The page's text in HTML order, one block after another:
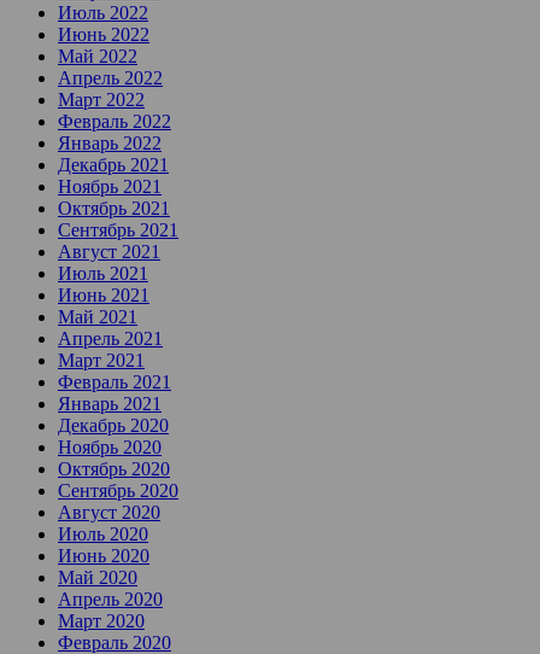
Июль 2022
Июнь 2022
Май 2022
Апрель 2022
Март 2022
Февраль 2022
Январь 2022
Декабрь 2021
Ноябрь 2021
Октябрь 2021
Сентябрь 2021
Август 2021
Июль 2021
Июнь 2021
Май 2021
Апрель 2021
Март 2021
Февраль 2021
Январь 2021
Декабрь 2020
Ноябрь 2020
Октябрь 2020
Сентябрь 2020
Август 2020
Июль 2020
Июнь 2020
Май 2020
Апрель 2020
Март 2020
Февраль 2020